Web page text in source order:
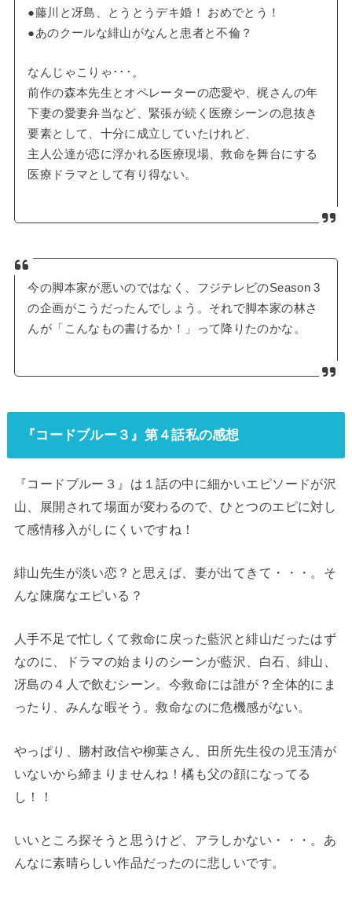
●藤川と冴島、とうとうデキ婚！ おめでとう！
●あのクールな緋山がなんと患者と不倫？
なんじゃこりゃ･･･。
前作の森本先生とオペレーターの恋愛や、梶さんの年
下妻の愛妻弁当など、緊張が続く医療シーンの息抜き
要素として、十分に成立していたけれど、
主人公達が恋に浮かれる医療現場、救命を舞台にする
医療ドラマとして有り得ない。
今の脚本家が悪いのではなく、フジテレビのSeason 3
の企画がこうだったんでしょう。それで脚本家の林さ
んが「こんなもの書けるか！」って降りたのかな。
『コードブルー３』第４話私の感想
『コードブルー３』は１話の中に細かいエピソードが沢
山、展開されて場面が変わるので、ひとつのエピに対し
て感情移入がしにくいですね！
緋山先生が淡い恋？と思えば、妻が出てきて・・・。そ
んな陳腐なエピいる？
人手不足で忙しくて救命に戻った藍沢と緋山だったはず
なのに、ドラマの始まりのシーンが藍沢、白石、緋山、
冴島の４人で飲むシーン。今救命には誰が？全体的にま
ったり、みんな暇そう。救命なのに危機感がない。
やっぱり、勝村政信や柳葉さん、田所先生役の児玉清が
いないから締まりませんね！橘も父の顔になってる
し！！
いいところ探そうと思うけど、アラしかない・・・。あ
んなに素晴らしい作品だったのに悲しいです。